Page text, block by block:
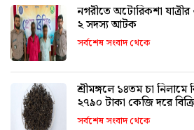
নগরীতে অটোরিকশা যাত্রীর ৩ লাখ
২ সদস্য আটক
সর্বশেষ সংবাদ থেকে
শ্রীমঙ্গলে ১৪তম চা
২৭৯০ টাকা কেজি দরে
সর্বশেষ সংবাদ থেকে